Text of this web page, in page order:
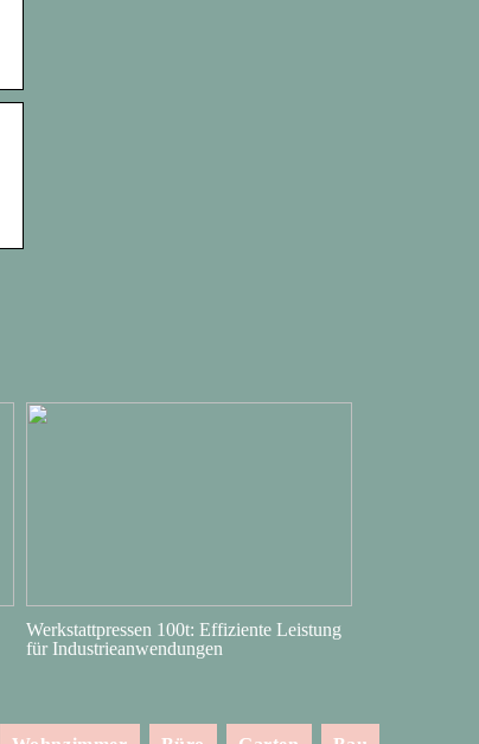
Werkstattpressen 100t: Effiziente Leistung
für Industrieanwendungen